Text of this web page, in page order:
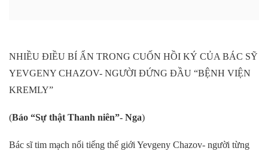
NHIỀU ĐIỀU BÍ ẨN TRONG CUỐN HỒI KÝ CỦA BÁC SỸ
YEVGENY CHAZOV- NGƯỜI ĐỨNG ĐẦU “BỆNH VIỆN
KREMLY”
(Báo “Sự thật Thanh niên”- Nga)
Bác sĩ tim mạch nổi tiếng thế giới Yevgeny Chazov- người từng